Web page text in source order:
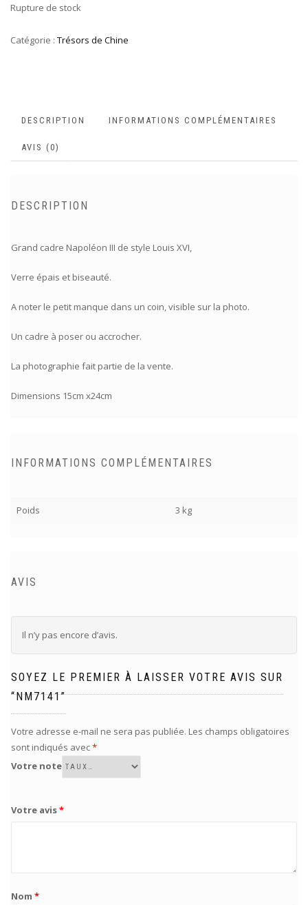
Rupture de stock
Catégorie : Trésors de Chine
DESCRIPTION INFORMATIONS COMPLÉMENTAIRES
AVIS (0)
DESCRIPTION
Grand cadre Napoléon III de style Louis XVI,
Verre épais et biseauté.
A noter le petit manque dans un coin, visible sur la photo.
Un cadre à poser ou accrocher.
La photographie fait partie de la vente.
Dimensions 15cm x24cm
INFORMATIONS COMPLÉMENTAIRES
Poids 3 kg
AVIS
Il n’y pas encore d’avis.
SOYEZ LE PREMIER À LAISSER VOTRE AVIS SUR
“NM7141”
Votre adresse e-mail ne sera pas publiée. Les champs obligatoires
sont indiqués avec*
Votre note
Votre avis*
Nom *